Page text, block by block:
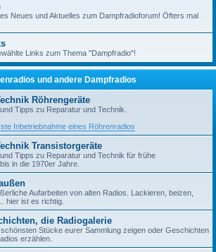
Neues und Aktuelles zum Dampfradioforum! Öfters mal
Links zum Thema "Dampfradio"!
und andere Dampfradios
Röhrengeräte
Tipps zu Reparatur und Technik.
Inbetriebnahme eines Röhrenradios
Transistorgeräte
Tipps zu Reparatur und Technik für frühe
in die 1970er Jahre.
Aufarbeiten von alten Radios. Lackieren, beizen,
hier ist es richtig.
die Radiogalerie
Stücke eurer Sammlung zeigen oder Geschichten
erzählen.